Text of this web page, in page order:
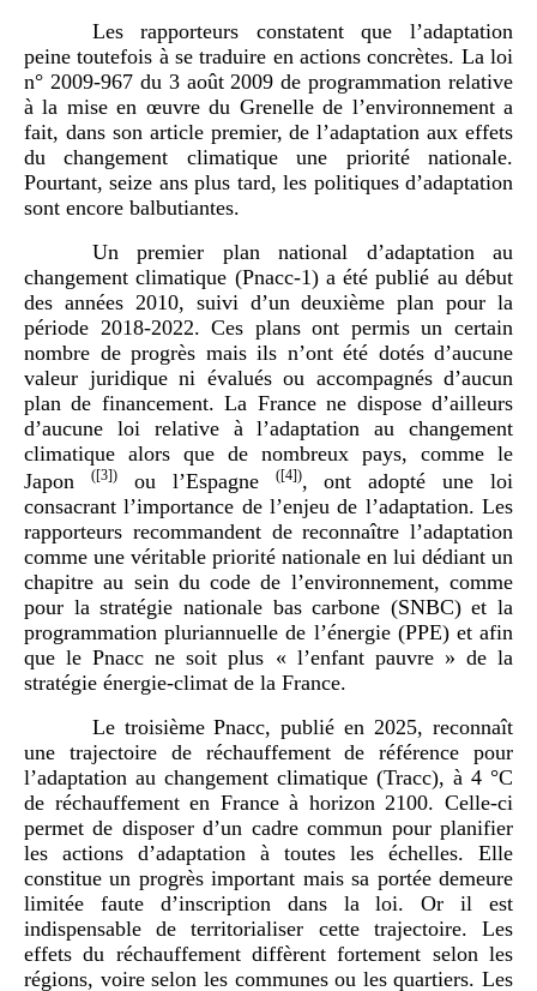
Les rapporteurs constatent que l’adaptation
peine toutefois à se traduire en actions concrètes. La loi
n° 2009-967 du 3 août 2009 de programmation relative
à la mise en œuvre du Grenelle de l’environnement a
fait, dans son article premier, de l’adaptation aux effets
du changement climatique une priorité nationale.
Pourtant, seize ans plus tard, les politiques d’adaptation
sont encore balbutiantes.
Un premier plan national d’adaptation au
changement climatique (Pnacc-1) a été publié au début
des années 2010, suivi d’un deuxième plan pour la
période 2018-2022. Ces plans ont permis un certain
nombre de progrès mais ils n’ont été dotés d’aucune
valeur juridique ni évalués ou accompagnés d’aucun
plan de financement. La France ne dispose d’ailleurs
d’aucune loi relative à l’adaptation au changement
climatique alors que de nombreux pays, comme le
Japon
([3])ou l’Espagne ([4]), ont adopté une loi
consacrant l’importance de l’enjeu de l’adaptation. Les
rapporteurs recommandent de reconnaître l’adaptation
comme une véritable priorité nationale en lui dédiant un
chapitre au sein du code de l’environnement, comme
pour la stratégie nationale bas carbone (SNBC) et la
programmation pluriannuelle de l’énergie (PPE) et afin
que le Pnacc ne soit plus « l’enfant pauvre » de la
stratégie énergie-climat de la France.
Le troisième Pnacc, publié en 2025, reconnaît
une trajectoire de réchauffement de référence pour
l’adaptation au changement climatique (Tracc), à 4 °C
de réchauffement en France à horizon 2100. Celle-ci
permet de disposer d’un cadre commun pour planifier
les actions d’adaptation à toutes les échelles. Elle
constitue un progrès important mais sa portée demeure
limitée faute d’inscription dans la loi. Or il est
indispensable de territorialiser cette trajectoire. Les
effets du réchauffement diffèrent fortement selon les
régions, voire selon les communes ou les quartiers. Les